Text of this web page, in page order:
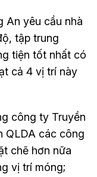
An yêu cầu nhà
tập trung
tiện tốt nhất có
cả 4 vị trí này
công ty Truyền
QLDA các công
chẽ hơn nữa
vị trí móng;